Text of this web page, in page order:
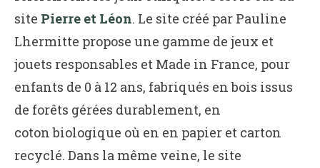
site Pierre et Léon. Le site créé par Pauline
Lhermitte propose une gamme de jeux et
jouets responsables et Made in France, pour
enfants de 0 à 12 ans, fabriqués en bois issus
de forêts gérées durablement, en
coton biologique où en en papier et carton
recyclé. Dans la même veine, le site